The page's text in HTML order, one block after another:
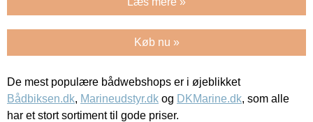
Køb nu »
De mest populære bådwebshops er i øjeblikket
Bådbiksen.dk, Marineudstyr.dk og DKMarine.dk, som alle
har et stort sortiment til gode priser.